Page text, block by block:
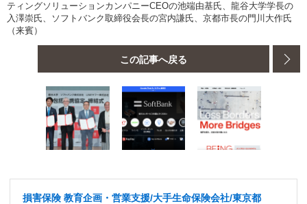
ティングソリューションカンパニーCEOの池端由基氏、龍谷大学学長の
入澤崇氏、ソフトバンク取締役会長の宮内謙氏、京都市長の門川大作氏
（来賓）
この記事へ戻る
損害保険 教育企画・営業支援/大手生命保険会社/東京都